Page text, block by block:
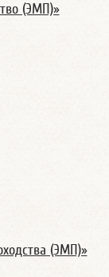
(ЭМП)»
(ЭМП)»